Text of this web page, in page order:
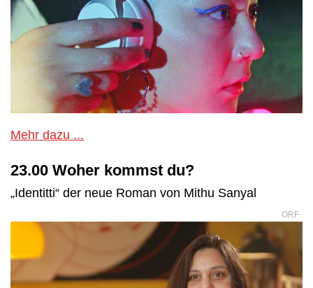
Mehr dazu ...
23.00 Woher kommst du?
„Identitti“ der neue Roman von Mithu Sanyal
ORF